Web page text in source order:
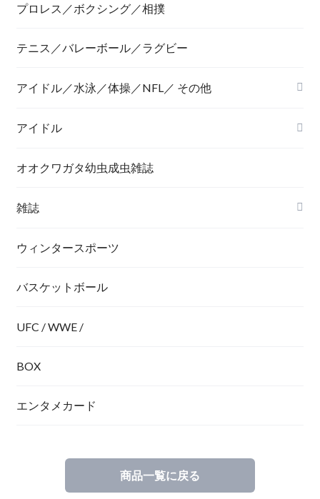
プロレス／ボクシング／相撲
テニス／バレーボール／ラグビー
アイドル／水泳／体操／NFL／ その他
アイドル
オオクワガタ幼虫成虫雑誌
雑誌
ウィンタースポーツ
バスケットボール
UFC / WWE /
BOX
エンタメカード
商品一覧に戻る